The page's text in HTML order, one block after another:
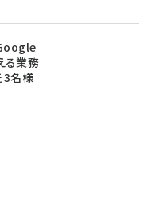
る業務
3名様